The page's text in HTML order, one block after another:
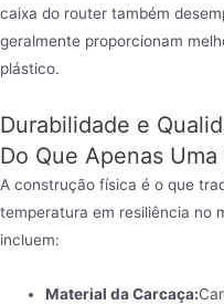
caixa do router também
geralmente proporcionam
plástico.
Durabilidade e
Do Que Apenas Uma
A construção física é o que
temperatura em resiliência no
incluem:
Material da Carcaça: